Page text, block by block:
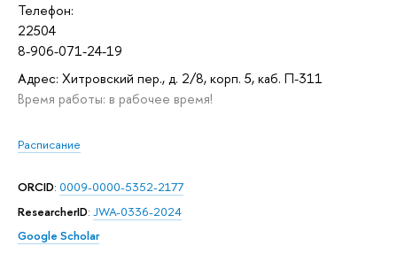
Телефон:
22504
8-906-071-24-19
Адрес: Хитровский пер., д. 2/8, корп. 5, каб. П-311
Время работы: в рабочее время!
Расписание
ORCID: 0009-0000-5352-2177
ResearcherID: JWA-0336-2024
Google Scholar